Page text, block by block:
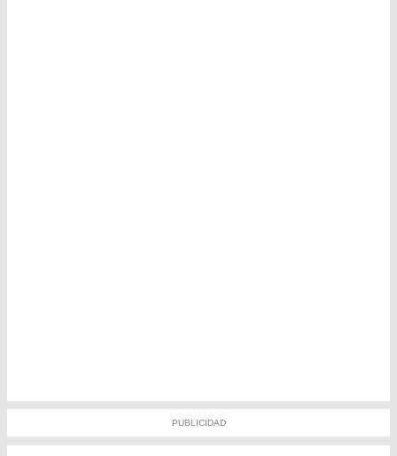
PUBLICIDAD